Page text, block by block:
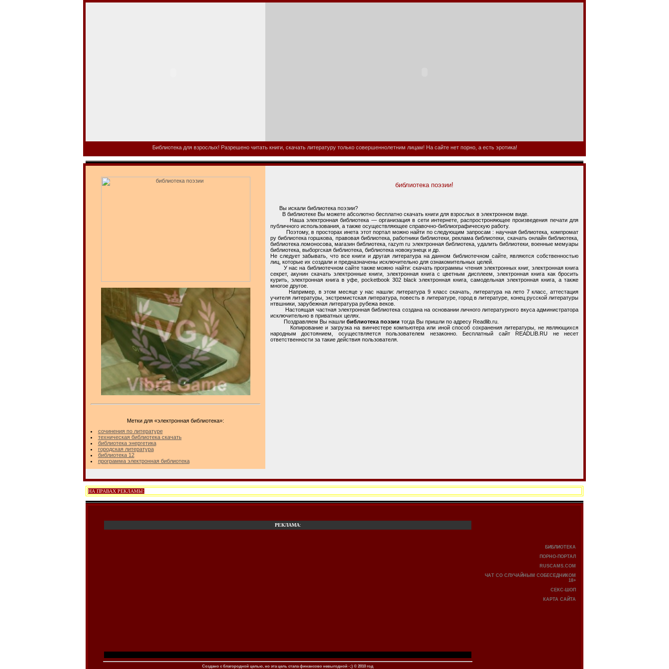
Библиотека для взрослых! Разрешено читать книги, скачать литературу только совершеннолетним лицам! На сайте нет порно, а есть эротика!
Метки для «электронная библиотека»:
сочинения по литературе
техническая библиотека скачать
библиотека энергетика
городская литература
библиотека 12
программа электронная библиотека
библиотека поэзии!
Вы искали библиотека поэзии?
В библиотеке Вы можете абсолютно бесплатно скачать книги для взрослых в электронном виде.
Наша электронная библиотека — организация в сети интернете, распростроняющее произведения печати для
публичного использования, а также осуществляющее справочно-библиографическую работу.
Поэтому, в просторах инета этот портал можно найти по следующим запросам : научная библиотека, компромат
ру библиотека горшкова, правовая библиотека, работники библиотеки, реклама библиотеки, скачать онлайн библиотека,
библиотека ломоносова, магазин библиотека, razym ru электронная библиотека, удалить библиотеки, военные мемуары
библиотека, выборгская библиотека, библиотека новокузнецк и др.
Не следует забывать, что все книги и другая литература на данном библиотечном сайте, являются собственностью
лиц, которые их создали и предназначены исключительно для ознакомительных целей.
У нас на библиотечном сайте также можно найти: скачать программы чтения электронных книг, электронная книга
секрет, акунин скачать электронные книги, электронная книга с цветным дисплеем, электронная книга как бросить
курить, электронная книга в уфе, pocketbook 302 black электронная книга, самодельная электронная книга, а также
многое другое.
Например, в этом месяце у нас нашли: литература 9 класс скачать, литература на лето 7 класс, аттестация
учителя литературы, экстремистская литература, повесть в литературе, город в литературе, конец русской литературы
нтвшники, зарубежная литература рубежа веков.
Настоящая частная электронная библиотека создана на основании личного литературного вкуса администратора
исключительно в приватных целях.
Поздравляем Вы нашли библиотека поэзии тогда Вы пришли по адресу Readlib.ru.
Копирование и загрузка на винчестере компьютера или иной способ сохранения литературы, не являющихся
народным достоянием, осуществляется пользователем незаконно. Бесплатный сайт READLIB.RU не несет
ответственности за такие действия пользователя.
НА ПРАВАХ РЕКЛАМЫ:
РЕКЛАМА:
Создано c благородной целью, но эта цель стала финансово невыгодной -;) © 2010 год
БИБЛИОТЕКА
ПОРНО-ПОРТАЛ
RUSCAMS.COM
ЧАТ СО СЛУЧАЙНЫМ СОБЕСЕДНИКОМ
18+
СЕКС-ШОП
КАРТА САЙТА